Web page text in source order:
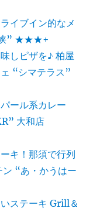
イブイン的なメ
峡” ★★★+
しピザを♪ 柏屋
“シマテラス”
ール系カレー
大和店
キ！那須で行列
“あ・かうはー
いステーキ Grill＆